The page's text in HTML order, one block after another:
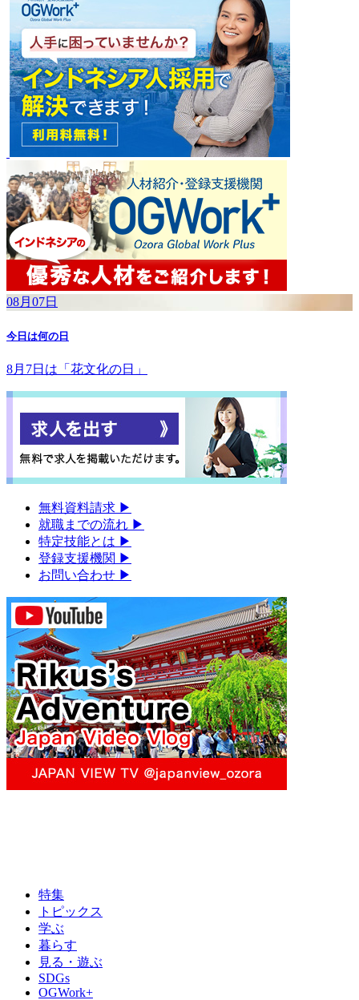
08月07日
今日は何の日
8月7日は「花文化の日」
無料資料請求 ▶︎
就職までの流れ ▶︎
特定技能とは ▶︎
登録支援機関 ▶︎
お問い合わせ ▶︎
特集
トピックス
学ぶ
暮らす
見る・遊ぶ
SDGs
OGWork+